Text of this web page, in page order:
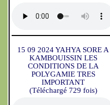
15 09 2024 YAHYA SORE A
KAMBOUISSIN LES
CONDITIONS DE LA
POLYGAMIE TRES
IMPORTANT
(Téléchargé 729 fois)